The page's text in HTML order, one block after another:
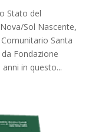
Stato del
Sol Nascente,
Santa
Fondazione
in questo...